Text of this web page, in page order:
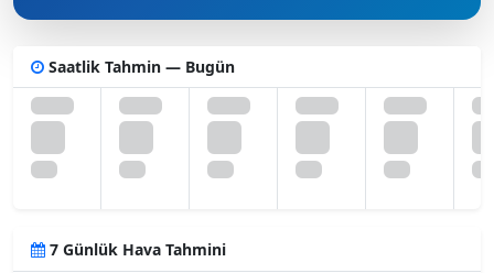
Saatlik Tahmin — Bugün
7 Günlük Hava Tahmini